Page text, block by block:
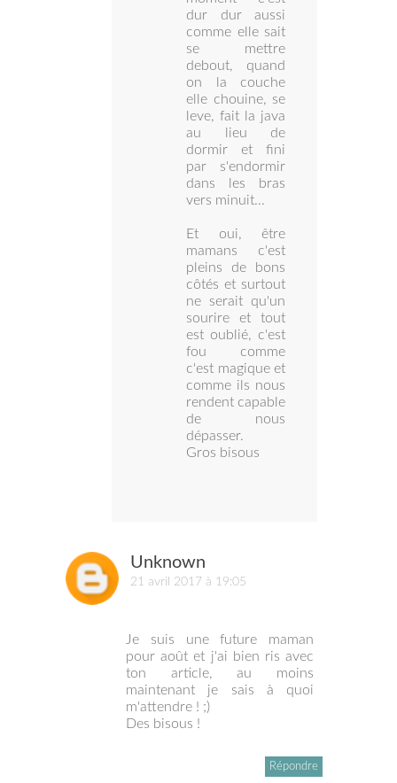
dur dur aussi
comme elle sait
se mettre
debout, quand
on la couche
elle chouine, se
leve, fait la java
au lieu de
dormir et fini
par s'endormir
dans les bras
vers minuit...
Et oui, être
mamans c'est
pleins de bons
côtés et surtout
ne serait qu'un
sourire et tout
est oublié, c'est
fou comme
c'est magique et
comme ils nous
rendent capable
de nous
dépasser.
Gros bisous
Unknown
21 avril 2017 à 19:05
Je suis une future maman
pour août et j'ai bien ris avec
ton article, au moins
maintenant je sais à quoi
m'attendre ! ;)
Des bisous !
Répondre